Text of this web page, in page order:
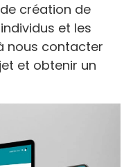
création de
et les
nous contacter
et obtenir un